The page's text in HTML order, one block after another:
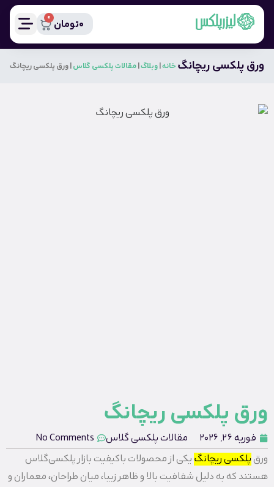
0تومان
0
ورق پلکسی ریچانگ خانه وبلاگ مقالات پلکسی گلاس ورق پلکسی ریچانگ
ورق پلکسی ریچانگ
فوریه 26, 2026 مقالات پلکسی گلاس
No Comments
ورق‌ پلکسی ریچانگ یکی از محصولات باکیفیت بازار پلکسی‌گلاس
هستند که به دلیل شفافیت بالا و ظاهر زیبا، میان طراحان، معماران و